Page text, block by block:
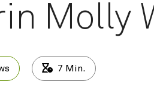
Molly
7 Min.